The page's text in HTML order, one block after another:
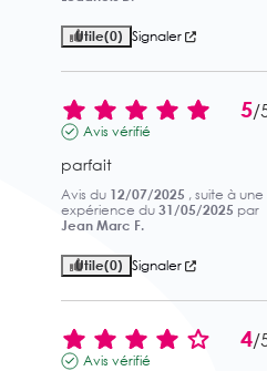
Utile(0) Signaler
5/
Avis vérifié
parfait
Avis du 12/07/2025 , suite à une
expérience du 31/05/2025 par
Jean Marc F.
Utile(0) Signaler
4/
Avis vérifié